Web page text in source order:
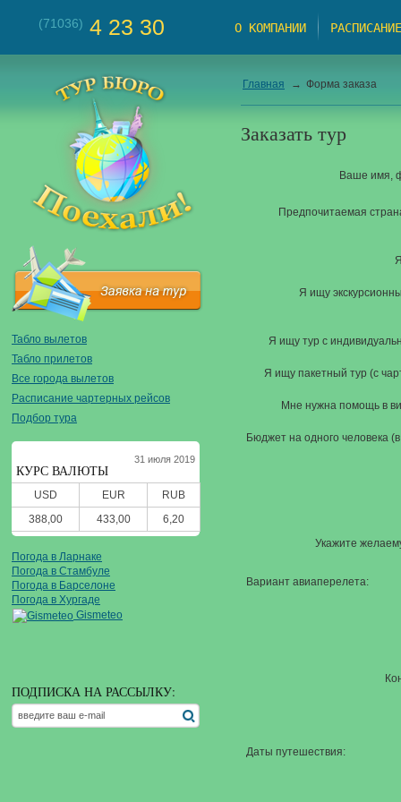
(71036) 4 23 30 О КОМПАНИИ
Табло вылетов
Табло прилетов
Все города вылетов
Расписание чартерных рейсов
Подбор тура
31 июля 2019
КУРС ВАЛЮТЫ
USD EUR
RUB
388,00
433,00 6,20
Погода в Ларнаке
Погода в Стамбуле
Погода в Барселоне
Погода в Хургаде
Gismeteo
ПОДПИСКА НА РАССЫЛКУ:
Главная → Форма заказа
Заказать тур
Ваше имя,
Предпочитаемая
Я ищу
Я ищу тур с
Я ищу пакетный тур (с
Мне нужна помощь в
Бюджет на одного человека
Укажите
Вариант авиаперелета:
Даты путешествия: